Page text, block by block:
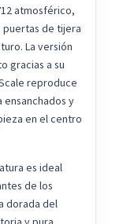
atmosférico,
puertas de tijera
La versión
gracias a su
reproduce
ensanchados y
en el centro
es ideal
de los
dorada del